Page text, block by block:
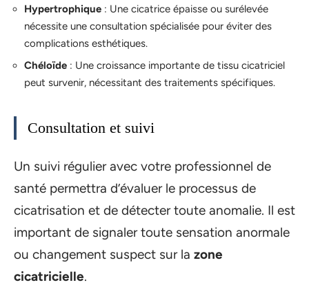
Hypertrophique : Une cicatrice épaisse ou surélevée
nécessite une consultation spécialisée pour éviter des
complications esthétiques.
Chéloïde : Une croissance importante de tissu cicatriciel
peut survenir, nécessitant des traitements spécifiques.
Consultation et suivi
Un suivi régulier avec votre professionnel de
santé permettra d’évaluer le processus de
cicatrisation et de détecter toute anomalie. Il est
important de signaler toute sensation anormale
ou changement suspect sur la zone
cicatricielle.